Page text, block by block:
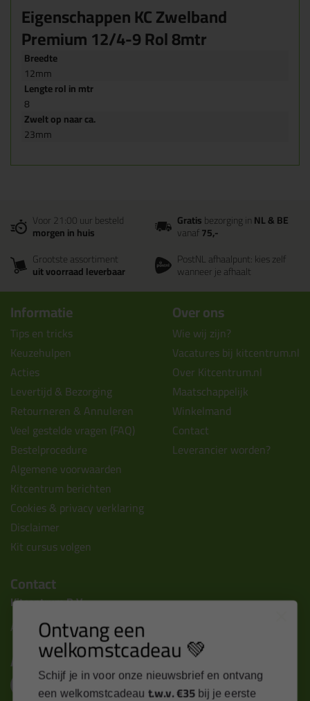
Eigenschappen KC Zwelband
Premium 12/4-9 Rol 8mtr
Breedte
12mm
Lengte rol in mtr
8
Zwelt op naar ca.
23mm
Voor 21:00 uur besteld
morgen in huis
Gratisbezorging inNL & BE
vanaf75,-
Grootste assortiment
uit voorraad leverbaar
PostNL afhaalpunt: kies zelf
wanneer je afhaalt
Informatie
Tips en tricks
Keuzehulpen
Acties
Levertijd & Bezorging
Retourneren & Annuleren
Veel gestelde vragen (FAQ)
Bestelprocedure
Algemene voorwaarden
Kitcentrum berichten
Cookies & privacy verklaring
Disclaimer
Kit cursus volgen
Over ons
Wie wij zijn?
Vacatures bij kitcentrum.nl
Over Kitcentrum.nl
Maatschappelijk
Winkelmand
Contact
Leverancier worden?
Contact
Kitcentrum B.V.
Alle contactgegevens >
Altijd op de hoogte blijven?
Ontvang een
welkomstcadeau 💚
Schijf je in voor onze nieuwsbrief en ontvang
een welkomstcadeau t.w.v. €35 bij je eerste